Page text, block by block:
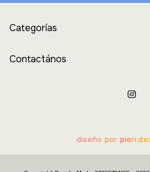
Categorías
Contactános
diseño por